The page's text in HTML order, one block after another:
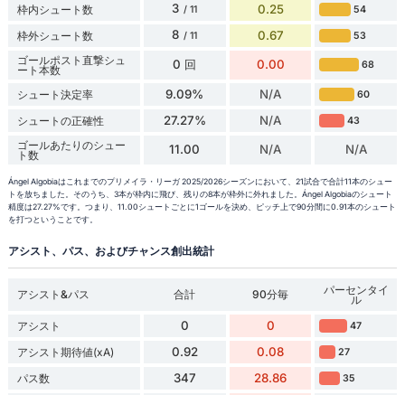
枠内シュート数 3 / 11 0.25 54
枠外シュート数 8 / 11 0.67 53
ゴールポスト直撃シュ
ート本数 0 回 0.00 68
シュート決定率 9.09% N/A 60
シュートの正確性 27.27% N/A 43
ゴールあたりのシュー
ト数 11.00 N/A N/A
Ángel Algobiaはこれまでのプリメイラ・リーガ 2025/2026シーズンにおいて、21試合で合計11本のシュー
トを放ちました。そのうち、3本が枠内に飛び、残りの8本が枠外に外れました。Ángel Algobiaのシュート
精度は27.27%です。つまり、11.00シュートごとに1ゴールを決め、ピッチ上で90分間に0.91本のシュート
を打つということです。
アシスト、パス、およびチャンス創出統計
アシスト&パス 合計 90分毎 パーセンタイ
ル
アシスト
0 0 47
アシスト期待値(xA) 0.92 0.08 27
パス数 347 28.86 35